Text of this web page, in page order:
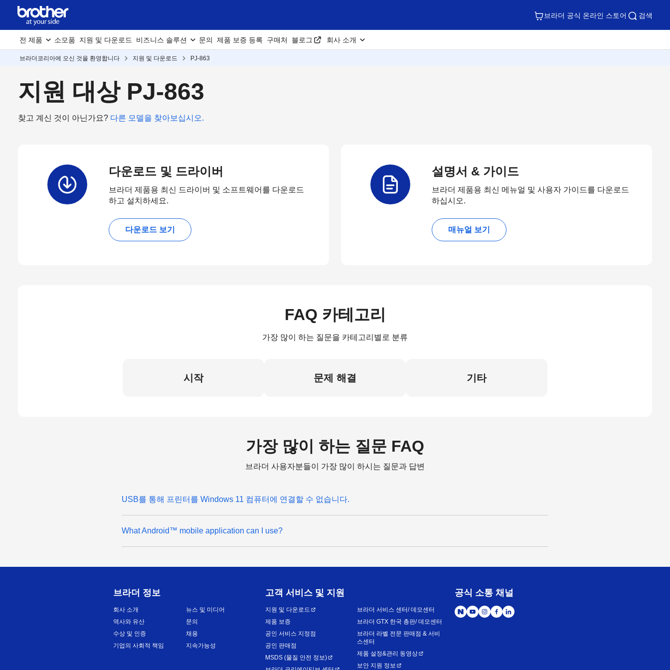
브라더 공식 온라인 스토어 검색
전 제품 소모품 지원 및 다운로드 비즈니스 솔루션 문의 제품 보증 등록 구매처 블로그 회사 소개
브라더코리아에 오신 것을 환영합니다 지원 및 다운로드 PJ-863
지원 대상 PJ-863
찾고 계신 것이 아닌가요? 다른 모델을 찾아보십시오.
다운로드 및 드라이버
브라더 제품용 최신 드라이버 및 소프트웨어를 다운로드
하고 설치하세요.
다운로드 보기
설명서 & 가이드
브라더 제품용 최신 메뉴얼 및 사용자 가이드를 다운로드
하십시오.
매뉴얼 보기
FAQ 카테고리
가장 많이 하는 질문을 카테고리별로 분류
시작 문제 해결 기타
가장 많이 하는 질문 FAQ
브라더 사용자분들이 가장 많이 하시는 질문과 답변
USB를 통해 프린터를 Windows 11 컴퓨터에 연결할 수 없습니다.
What Android™ mobile application can I use?
브라더 정보
회사 소개
역사와 유산
수상 및 인증
기업의 사회적 책임
뉴스 및 미디어
문의
채용
지속가능성
고객 서비스 및 지원
지원 및 다운로드
제품 보증
공인 서비스 지정점
공인 판매점
MSDS (물질 안전 정보)
브라더 서비스 센터/ 데모센터
브라더 GTX 한국 총판/ 데모센터
브라더 라벨 전문 판매점 & 서비
스센터
제품 설정&관리 동영상
보안 지원 정보
공식 소통 채널